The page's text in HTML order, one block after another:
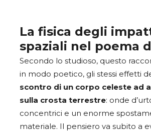
La fisica degli
spaziali nel poema
Secondo lo studioso, questo
in modo poetico, gli stessi effetti
scontro di un corpo celeste ad
sulla crosta terrestre: onde
concentrici e un enorme
materiale. Il pensiero va subito a